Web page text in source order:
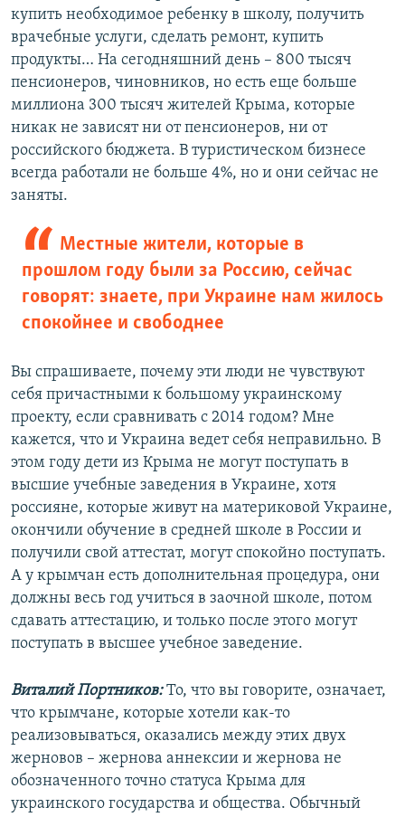
купить необходимое ребенку в школу, получить
врачебные услуги, сделать ремонт, купить
продукты… На сегодняшний день – 800 тысяч
пенсионеров, чиновников, но есть еще больше
миллиона 300 тысяч жителей Крыма, которые
никак не зависят ни от пенсионеров, ни от
российского бюджета. В туристическом бизнесе
всегда работали не больше 4%, но и они сейчас не
заняты.
Местные жители, которые в
прошлом году были за Россию, сейчас
говорят: знаете, при Украине нам жилось
спокойнее и свободнее
Вы спрашиваете, почему эти люди не чувствуют
себя причастными к большому украинскому
проекту, если сравнивать с 2014 годом? Мне
кажется, что и Украина ведет себя неправильно. В
этом году дети из Крыма не могут поступать в
высшие учебные заведения в Украине, хотя
россияне, которые живут на материковой Украине,
окончили обучение в средней школе в России и
получили свой аттестат, могут спокойно поступать.
А у крымчан есть дополнительная процедура, они
должны весь год учиться в заочной школе, потом
сдавать аттестацию, и только после этого могут
поступать в высшее учебное заведение.
Виталий Портников:То, что вы говорите, означает,
что крымчане, которые хотели как-то
реализовываться, оказались между этих двух
жерновов – жернова аннексии и жернова не
обозначенного точно статуса Крыма для
украинского государства и общества. Обычный